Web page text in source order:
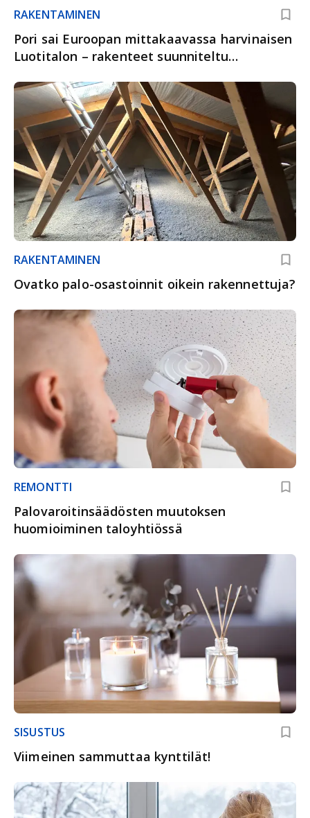
RAKENTAMINEN
Pori sai Euroopan mittakaavassa harvinaisen
Luotitalon – rakenteet suunniteltu
RAKENTAMINEN
Ovatko palo-osastoinnit oikein rakennettuja?
REMONTTI
Palovaroitinsäädösten muutoksen
huomioiminen taloyhtiössä
SISUSTUS
Viimeinen sammuttaa kynttilät!